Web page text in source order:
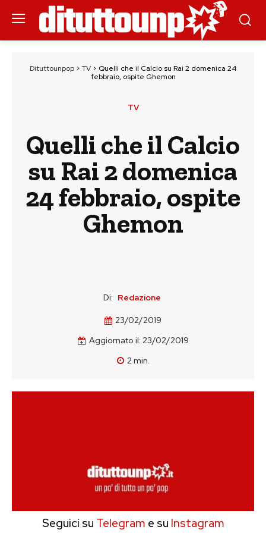
Dituttounpop > TV > Quelli che il Calcio su Rai 2 domenica 24
febbraio, ospite Ghemon
TV
Quelli che il Calcio
su Rai 2 domenica
24 febbraio, ospite
Ghemon
Di: Redazione
23/02/2019
Aggiornato il: 23/02/2019
2min.
Seguici su Telegram e su Instagram